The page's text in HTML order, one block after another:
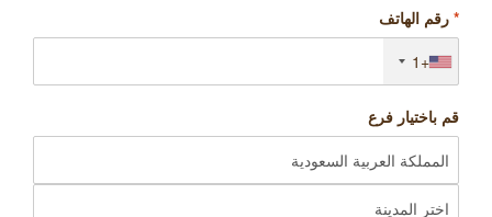
* رقم الهاتف
+1
قم باختيار فرع